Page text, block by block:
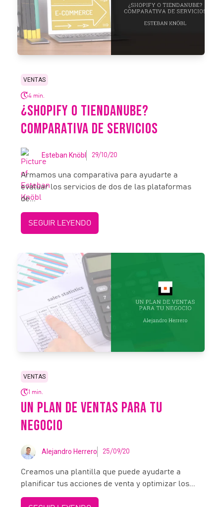
VENTAS
4 min.
¿SHOPIFY O TIENDANUBE?
COMPARATIVA DE SERVICIOS
Esteban Knöbl 29/10/20
Armamos una comparativa para ayudarte a
evaluar los servicios de dos de las plataformas
de...
SEGUIR LEYENDO
VENTAS
1 min.
UN PLAN DE VENTAS PARA TU
NEGOCIO
Alejandro Herrero 25/09/20
Creamos una plantilla que puede ayudarte a
planificar tus acciones de venta y optimizar los...